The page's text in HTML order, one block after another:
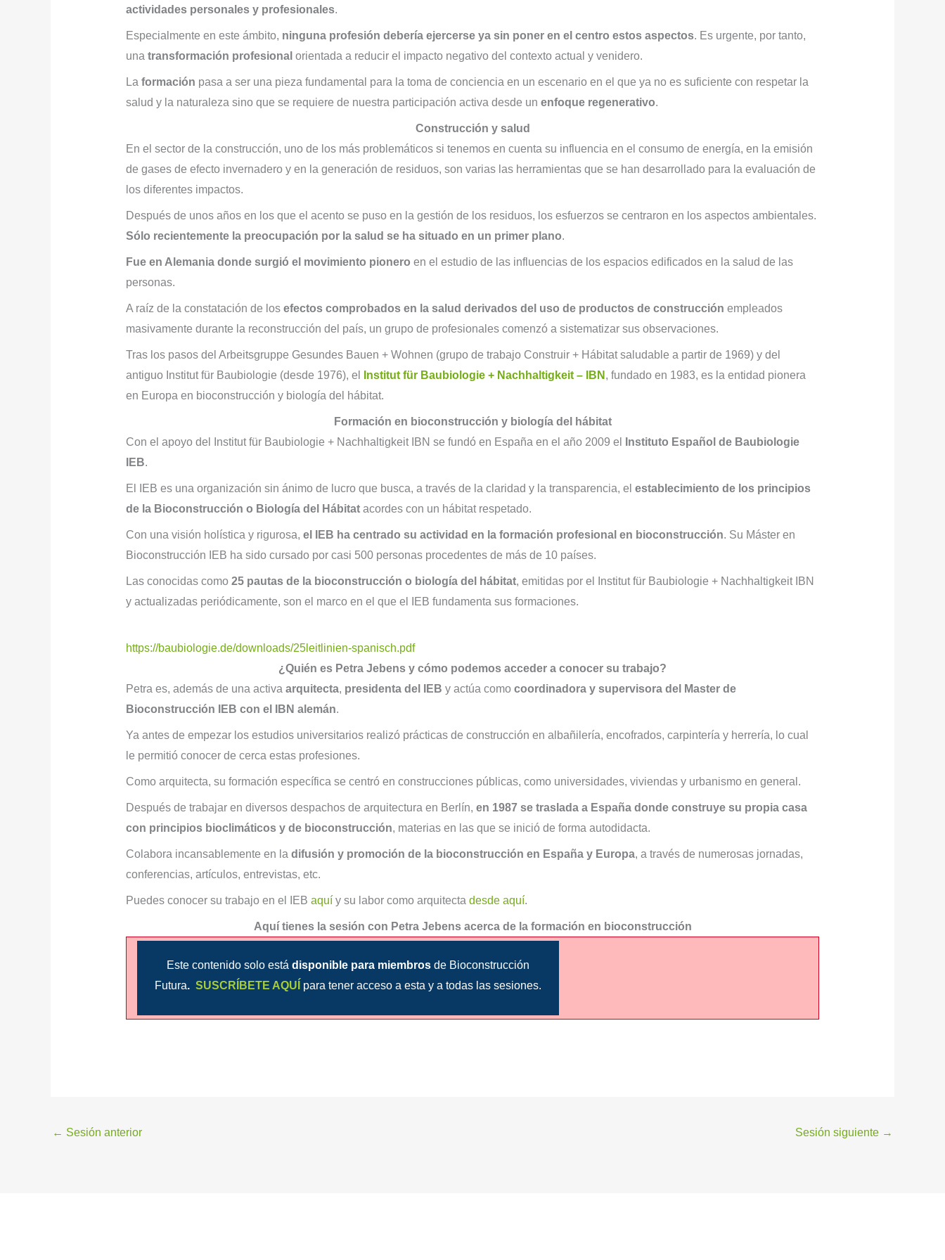
actividades personales y profesionales.
Especialmente en este ámbito, ninguna profesión debería ejercerse ya sin poner en el centro estos aspectos. Es urgente, por tanto,
una transformación profesional orientada a reducir el impacto negativo del contexto actual y venidero.
La formación pasa a ser una pieza fundamental para la toma de conciencia en un escenario en el que ya no es suficiente con respetar la
salud y la naturaleza sino que se requiere de nuestra participación activa desde un enfoque regenerativo.
Construcción y salud
En el sector de la construcción, uno de los más problemáticos si tenemos en cuenta su influencia en el consumo de energía, en la emisión
de gases de efecto invernadero y en la generación de residuos, son varias las herramientas que se han desarrollado para la evaluación de
los diferentes impactos.
Después de unos años en los que el acento se puso en la gestión de los residuos, los esfuerzos se centraron en los aspectos ambientales.
Sólo recientemente la preocupación por la salud se ha situado en un primer plano.
Fue en Alemania donde surgió el movimiento pionero en el estudio de las influencias de los espacios edificados en la salud de las
personas.
A raíz de la constatación de los efectos comprobados en la salud derivados del uso de productos de construcción empleados
masivamente durante la reconstrucción del país, un grupo de profesionales comenzó a sistematizar sus observaciones.
Tras los pasos del Arbeitsgruppe Gesundes Bauen + Wohnen (grupo de trabajo Construir + Hábitat saludable a partir de 1969) y del
antiguo Institut für Baubiologie (desde 1976), el
Institut für Baubiologie + Nachhaltigkeit – IBN , fundado en 1983, es la entidad pionera
en Europa en bioconstrucción y biología del hábitat.
Formación en bioconstrucción y biología del hábitat
Con el apoyo del Institut für Baubiologie + Nachhaltigkeit IBN se fundó en España en el año 2009 el
Instituto Español de Baubiologie
IEB.
El IEB es una organización sin ánimo de lucro que busca, a través de la claridad y la transparencia, el establecimiento de los principios
de la Bioconstrucción o Biología del Hábitat acordes con un hábitat respetado.
Con una visión holística y rigurosa, el IEB ha centrado su actividad en la formación profesional en bioconstrucción. Su Máster en
Bioconstrucción IEB ha sido cursado por casi 500 personas procedentes de más de 10 países.
Las conocidas como 25 pautas de la bioconstrucción o biología del hábitat, emitidas por el Institut für Baubiologie + Nachhaltigkeit IBN
y actualizadas periódicamente, son el marco en el que el IEB fundamenta sus formaciones.
https://baubiologie.de/downloads/25leitlinien-spanisch.pdf
¿Quién es Petra Jebens y cómo podemos acceder a conocer su trabajo?
Petra es, además de una activa arquitecta, presidenta del IEB y actúa como coordinadora y supervisora del Master de
Bioconstrucción IEB con el IBN alemán.
Ya antes de empezar los estudios universitarios realizó prácticas de construcción en albañilería, encofrados, carpintería y herrería, lo cual
le permitió conocer de cerca estas profesiones.
Como arquitecta, su formación específica se centró en construcciones públicas, como universidades, viviendas y urbanismo en general.
Después de trabajar en diversos despachos de arquitectura en Berlín, en 1987 se traslada a España donde construye su propia casa
con principios bioclimáticos y de bioconstrucción, materias en las que se inició de forma autodidacta.
Colabora incansablemente en la difusión y promoción de la bioconstrucción en España y Europa, a través de numerosas jornadas,
conferencias, artículos, entrevistas, etc.
Puedes conocer su trabajo en el IEB aquíy su labor como arquitecta desde aquí.
Aquí tienes la sesión con Petra Jebens acerca de la formación en bioconstrucción
Este contenido solo está disponible para miembrosde Bioconstrucción
Futura. SUSCRÍBETE AQUÍ para tener acceso a esta y a todas las sesiones.
← Sesión anterior Sesión siguiente →